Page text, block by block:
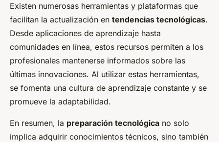
Existen numerosas herramientas y plataformas que
facilitan la actualización en tendencias tecnológicas.
Desde aplicaciones de aprendizaje hasta
comunidades en línea, estos recursos permiten a los
profesionales mantenerse informados sobre las
últimas innovaciones. Al utilizar estas herramientas,
se fomenta una cultura de aprendizaje constante y se
promueve la adaptabilidad.
En resumen, la preparación tecnológica no solo
implica adquirir conocimientos técnicos, sino también